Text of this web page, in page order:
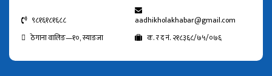
९८१६१८१६८८
aadhikholakhabar@gmail.com
ठेगाना वालिङ—१०, स्याङजा
क. र द नं. २१८३६८/७५/०७६